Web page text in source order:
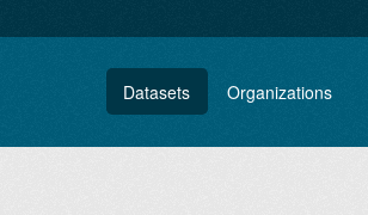
Datasets Organizations